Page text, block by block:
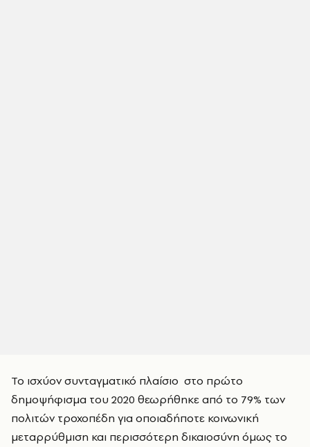
Το ισχύον συνταγματικό πλαίσιο στο πρώτο
δημοψήφισμα του 2020 θεωρήθηκε από το 79% των
πολιτών τροχοπέδη για οποιαδήποτε κοινωνική
μεταρρύθμιση και περισσότερη δικαιοσύνη όμως το